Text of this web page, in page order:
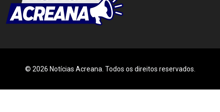
© 2026 Notícias Acreana. Todos os direitos reservados.